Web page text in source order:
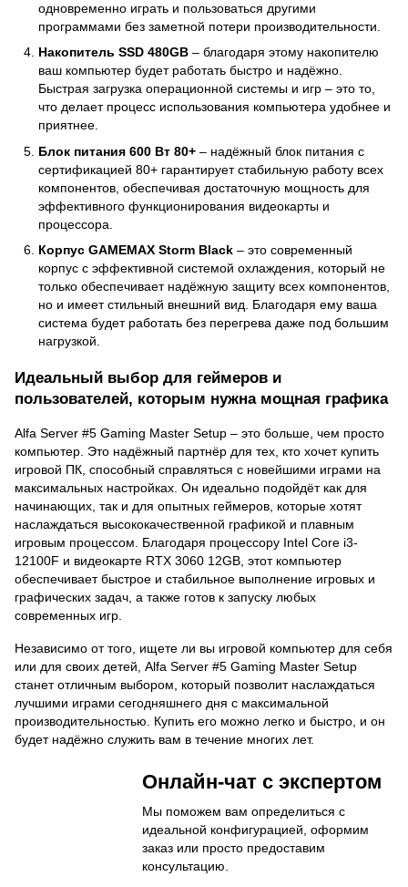
одновременно играть и пользоваться другими
программами без заметной потери производительности.
Накопитель SSD 480GB – благодаря этому накопителю
ваш компьютер будет работать быстро и надёжно.
Быстрая загрузка операционной системы и игр – это то,
что делает процесс использования компьютера удобнее и
приятнее.
Блок питания 600 Вт 80+ – надёжный блок питания с
сертификацией 80+ гарантирует стабильную работу всех
компонентов, обеспечивая достаточную мощность для
эффективного функционирования видеокарты и
процессора.
Корпус GAMEMAX Storm Black – это современный
корпус с эффективной системой охлаждения, который не
только обеспечивает надёжную защиту всех компонентов,
но и имеет стильный внешний вид. Благодаря ему ваша
система будет работать без перегрева даже под большим
нагрузкой.
Идеальный выбор для геймеров и
пользователей, которым нужна мощная графика
Alfa Server #5 Gaming Master Setup – это больше, чем просто
компьютер. Это надёжный партнёр для тех, кто хочет купить
игровой ПК, способный справляться с новейшими играми на
максимальных настройках. Он идеально подойдёт как для
начинающих, так и для опытных геймеров, которые хотят
наслаждаться высококачественной графикой и плавным
игровым процессом. Благодаря процессору Intel Core i3-
12100F и видеокарте RTX 3060 12GB, этот компьютер
обеспечивает быстрое и стабильное выполнение игровых и
графических задач, а также готов к запуску любых
современных игр.
Независимо от того, ищете ли вы игровой компьютер для себя
или для своих детей, Alfa Server #5 Gaming Master Setup
станет отличным выбором, который позволит наслаждаться
лучшими играми сегодняшнего дня с максимальной
производительностью. Купить его можно легко и быстро, и он
будет надёжно служить вам в течение многих лет.
Онлайн-чат с экспертом
Мы поможем вам определиться с
идеальной конфигурацией, оформим
заказ или просто предоставим
консультацию.